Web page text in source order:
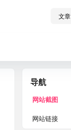
文章
导航
网站截图
网站链接